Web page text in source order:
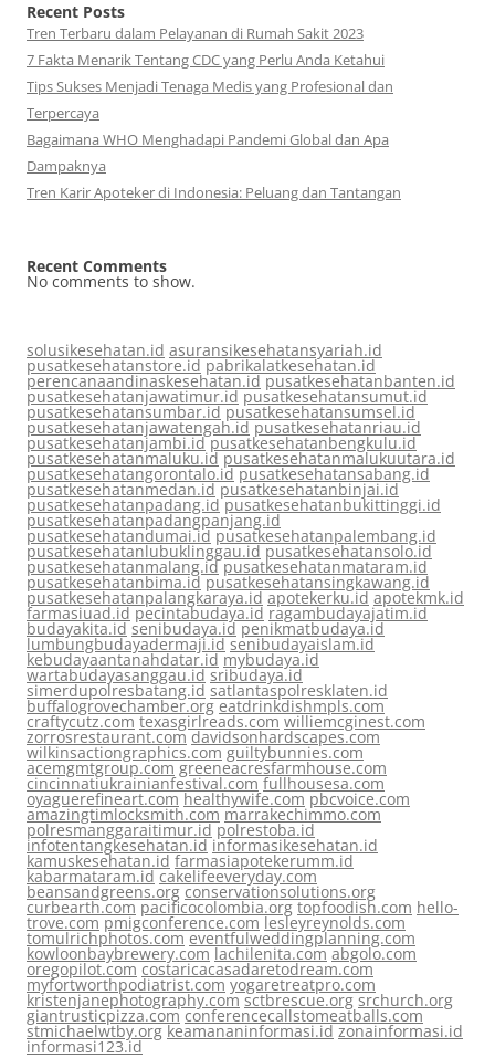
Recent Posts
Tren Terbaru dalam Pelayanan di Rumah Sakit 2023
7 Fakta Menarik Tentang CDC yang Perlu Anda Ketahui
Tips Sukses Menjadi Tenaga Medis yang Profesional dan
Terpercaya
Bagaimana WHO Menghadapi Pandemi Global dan Apa
Dampaknya
Tren Karir Apoteker di Indonesia: Peluang dan Tantangan
Recent Comments
No comments to show.
solusikesehatan.id asuransikesehatansyariah.id
pusatkesehatanstore.id pabrikalatkesehatan.id
perencanaandinaskesehatan.id pusatkesehatanbanten.id
pusatkesehatanjawatimur.id pusatkesehatansumut.id
pusatkesehatansumbar.id pusatkesehatansumsel.id
pusatkesehatanjawatengah.id pusatkesehatanriau.id
pusatkesehatanjambi.id pusatkesehatanbengkulu.id
pusatkesehatanmaluku.id pusatkesehatanmalukuutara.id
pusatkesehatangorontalo.id pusatkesehatansabang.id
pusatkesehatanmedan.id pusatkesehatanbinjai.id
pusatkesehatanpadang.id pusatkesehatanbukittinggi.id
pusatkesehatanpadangpanjang.id
pusatkesehatandumai.id pusatkesehatanpalembang.id
pusatkesehatanlubuklinggau.id pusatkesehatansolo.id
pusatkesehatanmalang.id pusatkesehatanmataram.id
pusatkesehatanbima.id pusatkesehatansingkawang.id
pusatkesehatanpalangkaraya.id apotekerku.id apotekmk.id
farmasiuad.id pecintabudaya.id ragambudayajatim.id
budayakita.id senibudaya.id penikmatbudaya.id
lumbungbudayadermaji.id senibudayaislam.id
kebudayaantanahdatar.id mybudaya.id
wartabudayasanggau.id sribudaya.id
simerdupolresbatang.id satlantaspolresklaten.id
buffalogrovechamber.org eatdrinkdishmpls.com
craftycutz.com texasgirlreads.com williemcginest.com
zorrosrestaurant.com davidsonhardscapes.com
wilkinsactiongraphics.com guiltybunnies.com
acemgmtgroup.com greeneacresfarmhouse.com
cincinnatiukrainianfestival.com fullhousesa.com
oyaguerefineart.com healthywife.com pbcvoice.com
amazingtimlocksmith.com marrakechimmo.com
polresmanggaraitimur.id polrestoba.id
infotentangkesehatan.id informasikesehatan.id
kamuskesehatan.id farmasiapotekerumm.id
kabarmataram.id cakelifeeveryday.com
beansandgreens.org conservationsolutions.org
curbearth.com pacificocolombia.org topfoodish.com hello-
trove.com pmigconference.com lesleyreynolds.com
tomulrichphotos.com eventfulweddingplanning.com
kowloonbaybrewery.com lachilenita.com abgolo.com
oregopilot.com costaricacasadaretodream.com
myfortworthpodiatrist.com yogaretreatpro.com
kristenjanephotography.com sctbrescue.org srchurch.org
giantrusticpizza.com conferencecallstomeatballs.com
stmichaelwtby.org keamananinformasi.id zonainformasi.id
informasi123.id